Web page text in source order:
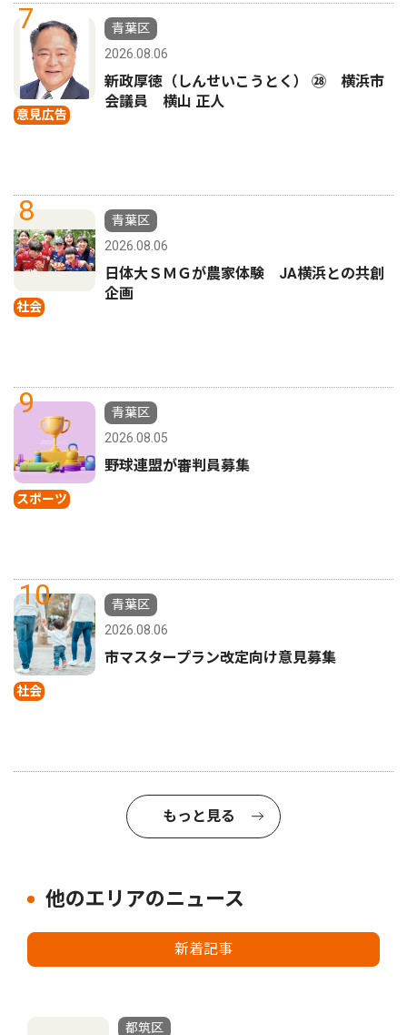
7
意見広告
青葉区
2026.08.06
新政厚徳（しんせいこうとく） ㉘ 横浜市
会議員 横山 正人
8
社会
青葉区
2026.08.06
日体大ＳＭＧが農家体験 JA横浜との共創
企画
9
スポーツ
青葉区
2026.08.05
野球連盟が審判員募集
10
社会
青葉区
2026.08.06
市マスタープラン改定向け意見募集
もっと見る
他のエリアのニュース
新着記事
都筑区